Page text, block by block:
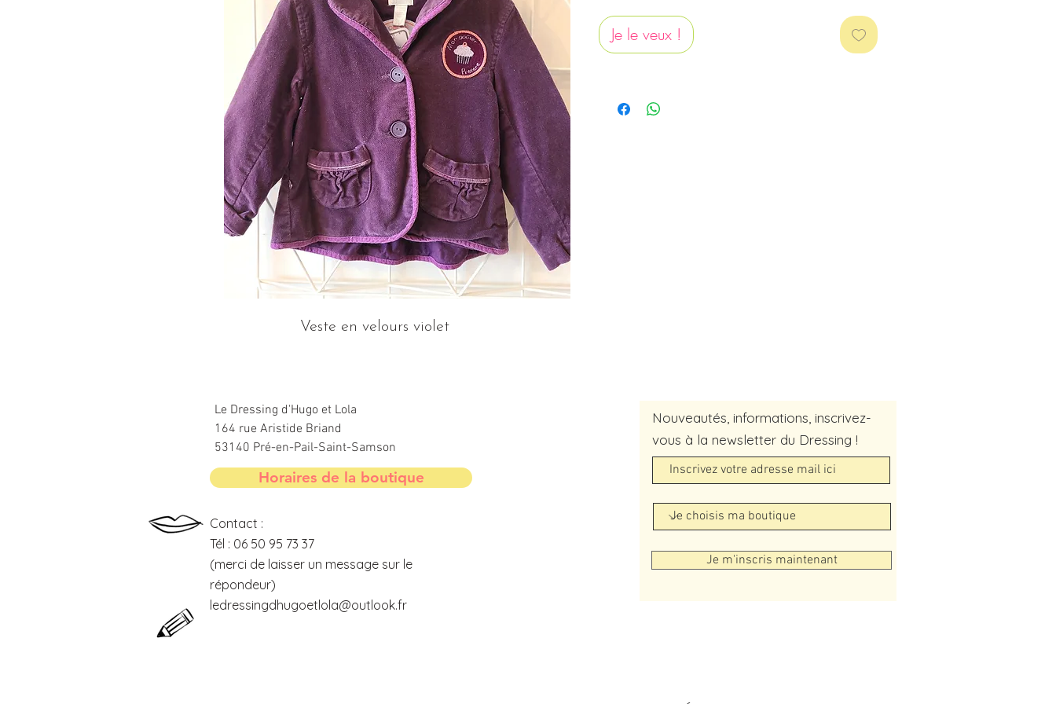
Veste en velours violet
Je le veux !
Le Dressing d'Hugo et Lola
164 rue Aristide Briand
53140 Pré-en-Pail-Saint-Samson
Horaires de la boutique
Contact :
Tél : 06 50 95 73 37
(merci de laisser un message sur le
répondeur)
ledressingdhugoetlola@outlook.fr
Nouveautés, informations, inscrivez-
vous à la newsletter du Dressing !
Je m'inscris maintenant